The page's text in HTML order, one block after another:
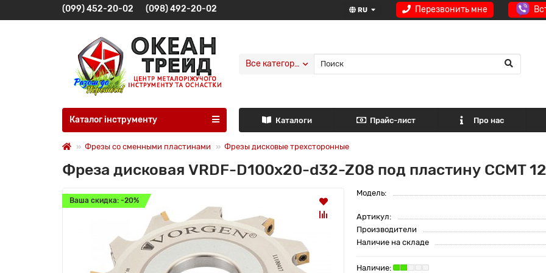
Перезвонить мне
RU
(099) 452-20-02 (098) 492-20-02
Все категории
Каталог інструменту Каталоги Прайс-лист Про нас
Фрезы со сменными пластинами Фрезы дисковые трехсторонные
Фреза дисковая VRDF-D100x20-d32-Z08 под пластину CCMT
Ваша скидка: -20%
Модель:
Артикул:
Производители
Наличие на складе